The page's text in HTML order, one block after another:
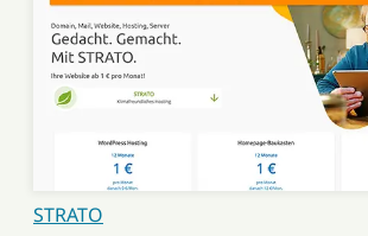
STRATO